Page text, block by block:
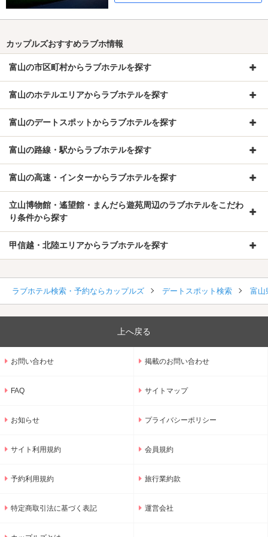
カップルズおすすめラブホ情報
富山の市区町村からラブホテルを探す
富山のホテルエリアからラブホテルを探す
富山のデートスポットからラブホテルを探す
富山の路線・駅からラブホテルを探す
富山の高速・インターからラブホテルを探す
立山博物館・遙望館・まんだら遊苑周辺のラブホテルをこだわ
り条件から探す
甲信越・北陸エリアからラブホテルを探す
ラブホテル検索・予約ならカップルズ デートスポット検索 富山
上へ戻る
お問い合わせ 掲載のお問い合わせ
FAQ サイトマップ
お知らせ プライバシーポリシー
サイト利用規約 会員規約
予約利用規約 旅行業約款
特定商取引法に基づく表記 運営会社